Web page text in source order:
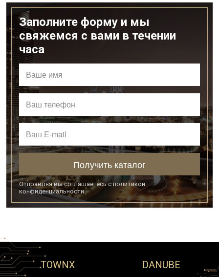
Заполните форму и мы
свяжемся с вами в течении
часа
Получить каталог
Отправляя вы соглашаетесь сполитикой
конфиденциальности
TOWNX DANUBE